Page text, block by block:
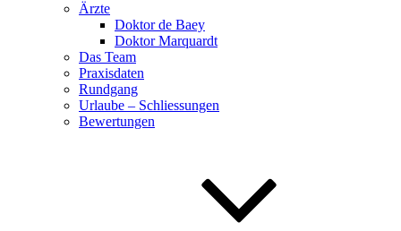
Ärzte
Doktor de Baey
Doktor Marquardt
Das Team
Praxisdaten
Rundgang
Urlaube – Schliessungen
Bewertungen